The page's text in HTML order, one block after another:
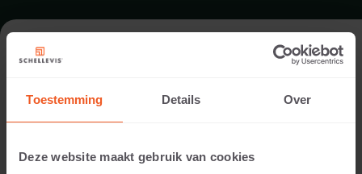
Toestemming Details Over
Deze website maakt gebruik van cookies
TUIN IN BUURSE
Garden designer:
Installed by: